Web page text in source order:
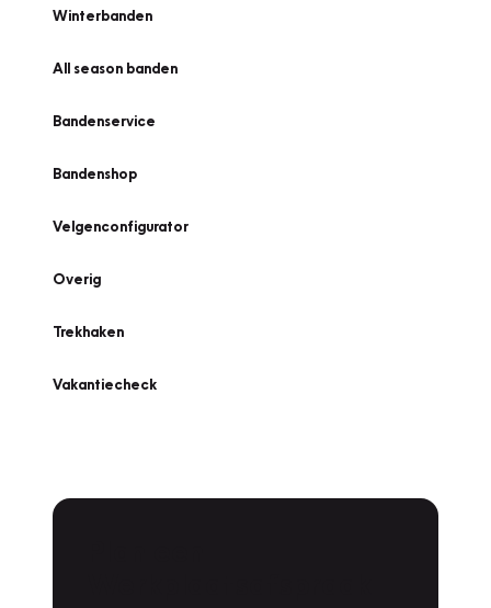
Winterbanden
All season banden
Bandenservice
Bandenshop
Velgenconfigurator
Overig
Trekhaken
Vakantiecheck